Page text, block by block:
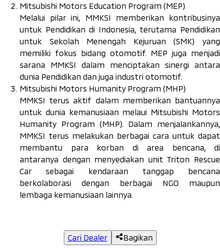
Mitsubishi Motors Education Program (MEP)
Melalui pilar ini, MMKSI memberikan kontribusinya
untuk Pendidikan di Indonesia, terutama Pendidikan
untuk Sekolah Menengah Kejuruan (SMK) yang
memiliki fokus bidang otomotif. MEP juga menjadi
sarana MMKSI dalam menciptakan sinergi antara
dunia Pendidikan dan juga industri otomotif.
Mitsubishi Motors Humanity Program (MHP)
MMKSI terus aktif dalam memberikan bantuannya
untuk dunia kemanusiaan melaui Mitsubishi Motors
Humanity Program (MHP). Dalam menjalankannya,
MMKSI terus melakukan berbagai cara untuk dapat
membantu para korban di area bencana, di
antaranya dengan menyediakan unit Triton Rescue
Car sebagai kendaraan tanggap bencana
berkolaborasi dengan berbagai NGO maupun
lembaga kemanusiaan lainnya.
Cari Dealer Bagikan